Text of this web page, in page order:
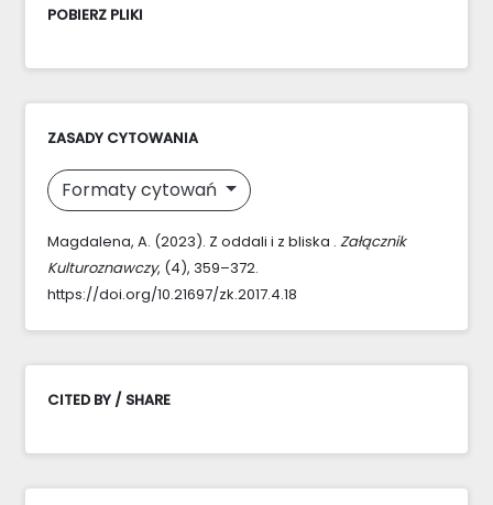
POBIERZ PLIKI
ZASADY CYTOWANIA
Formaty cytowań
Magdalena, A. (2023). Z oddali i z bliska . Załącznik
Kulturoznawczy, (4), 359–372.
https://doi.org/10.21697/zk.2017.4.18
CITED BY / SHARE